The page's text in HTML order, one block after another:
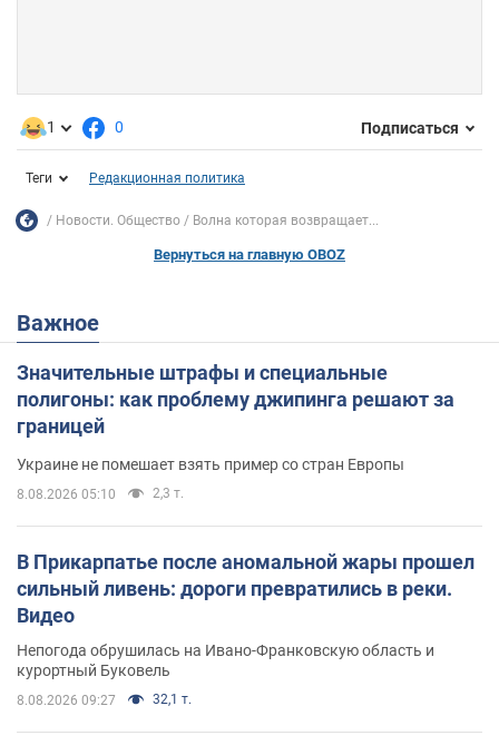
1 0 Подписаться
Теги Редакционная политика
Новости. Общество Волна которая возвращает...
Вернуться на главную OBOZ
Важное
Значительные штрафы и специальные
полигоны: как проблему джипинга решают за
границей
Украине не помешает взять пример со стран Европы
8.08.2026 05:10 2,3 т.
В Прикарпатье после аномальной жары прошел
сильный ливень: дороги превратились в реки.
Видео
Непогода обрушилась на Ивано-Франковскую область и
курортный Буковель
8.08.2026 09:27 32,1 т.